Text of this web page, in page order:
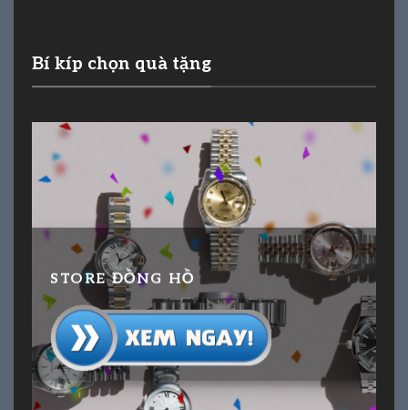
Bí kíp chọn quà tặng
STORE ĐỒNG HỒ